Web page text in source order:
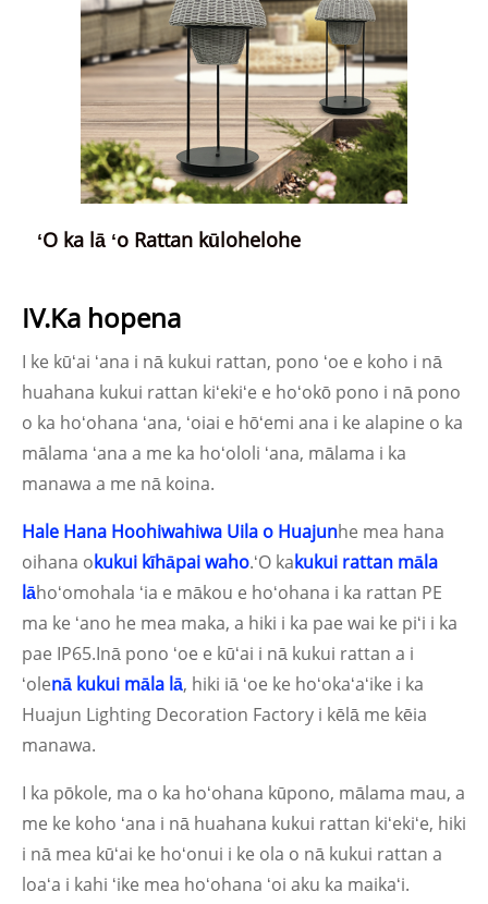
ʻO ka lā ʻo Rattan kūlohelohe
IV.Ka hopena
I ke kūʻai ʻana i nā kukui rattan, pono ʻoe e koho i nā
huahana kukui rattan kiʻekiʻe e hoʻokō pono i nā pono
o ka hoʻohana ʻana, ʻoiai e hōʻemi ana i ke alapine o ka
mālama ʻana a me ka hoʻololi ʻana, mālama i ka
manawa a me nā koina.
Hale Hana Hoohiwahiwa Uila o Huajunhe mea hana
oihana okukui kīhāpai waho.ʻO kakukui rattan māla
lāhoʻomohala ʻia e mākou e hoʻohana i ka rattan PE
ma ke ʻano he mea maka, a hiki i ka pae wai ke piʻi i ka
pae IP65.Inā pono ʻoe e kūʻai i nā kukui rattan a i
ʻolenā kukui māla lā, hiki iā ʻoe ke hoʻokaʻaʻike i ka
Huajun Lighting Decoration Factory i kēlā me kēia
manawa.
I ka pōkole, ma o ka hoʻohana kūpono, mālama mau, a
me ke koho ʻana i nā huahana kukui rattan kiʻekiʻe, hiki
i nā mea kūʻai ke hoʻonui i ke ola o nā kukui rattan a
loaʻa i kahi ʻike mea hoʻohana ʻoi aku ka maikaʻi.